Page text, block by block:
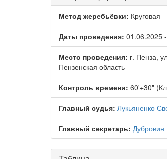
Метод жеребьёвки: Круговая
Даты проведения: 01.06.2025
Место проведения: г. Пенза,
Пензенская область
Контроль времени: 60'+30"
Главный судья: Лукьяненко
Главный секретарь: Дубровин